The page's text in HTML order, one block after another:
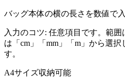
バッグ本体の横の長さを数値で
入力のコツ: 任意項目です。範囲
は「cm」「mm」「m」から選
す。
A4サイズ収納可能